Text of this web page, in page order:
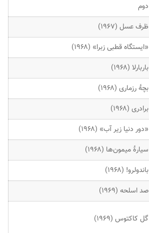
دوم
ظرف عسل (۱۹۶۷)
«ایستگاه قطبی زبرا» (۱۹۶۸)
باربارلا (۱۹۶۸)
بچهٔ رزماری (۱۹۶۸)
برادری (۱۹۶۸)
«دور دنیا زیر آب» (۱۹۶۸)
سیارهٔ میمون‌ها (۱۹۶۸)
باندولرو! (۱۹۶۸)
صد اسلحه (۱۹۶۹)
گل کاکتوس (۱۹۶۹)